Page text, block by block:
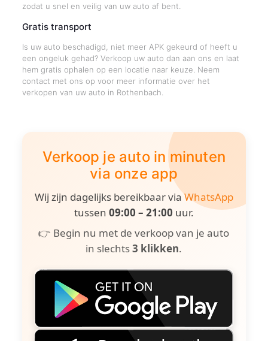
zodat u snel en veilig van uw auto af bent.
Gratis transport
Is uw auto beschadigd, niet meer APK gekeurd of heeft u
een ongeluk gehad? Verkoop uw auto dan aan ons en laat
hem gratis ophalen op een locatie naar keuze. Neem
contact met ons op voor meer informatie over het
verkopen van uw auto in Rothenbach.
Verkoop je auto in minuten
via onze app
Wij zijn dagelijks bereikbaar viaWhatsApp
tussen 09:00 – 21:00 uur.
👉 Begin nu met de verkoop van je auto
in slechts3 klikken.